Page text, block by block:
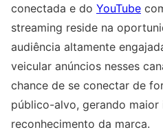
conectada e do YouTube
streaming reside na
audiência altamente
veicular anúncios nesses
chance de se conectar de
público-alvo, gerando maior
reconhecimento da marca.